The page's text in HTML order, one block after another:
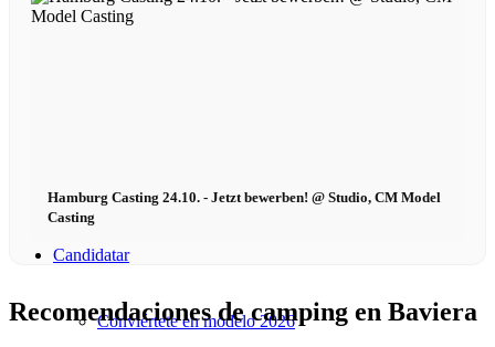
Gestión de influyentes
Candidatar
Conviértete en modelo 2026
Hamburg Casting 24.10. - Jetzt bewerben! @ Studio, CM Model
Casting
Recomendaciones de camping en Baviera